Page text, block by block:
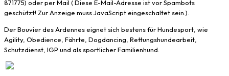
871775) oder per Mail (Diese E-Mail-Adresse ist vor Spambots
geschützt! Zur Anzeige muss JavaScript eingeschaltet sein.).
Der Bouvier des Ardennes eignet sich bestens für Hundesport, wie
Agility, Obedience, Fährte, Dogdancing, Rettungshundearbeit,
Schutzdienst, IGP und als sportlicher Familienhund.